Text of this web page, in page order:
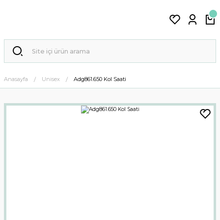
Anasayfa Unisex Adg861.650 Kol Saati